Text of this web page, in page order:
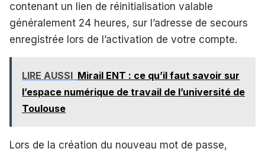
contenant un lien de réinitialisation valable
généralement 24 heures, sur l’adresse de secours
enregistrée lors de l’activation de votre compte.
LIRE AUSSI Mirail ENT : ce qu’il faut savoir sur
l’espace numérique de travail de l’université de
Toulouse
Lors de la création du nouveau mot de passe,